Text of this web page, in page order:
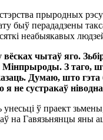
прыродных
быў перададзены
неабыякавых
чытаў яго.
Мінпрыроды. З
Думаю, што
я не сустракаў
ў праект
на Гавязьнянцы